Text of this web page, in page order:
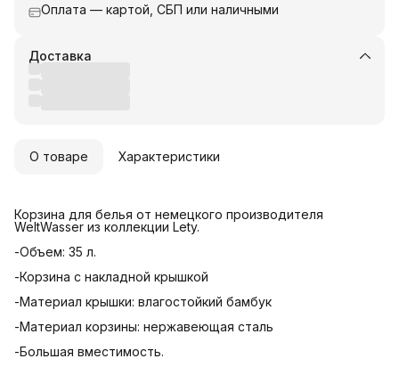
Оплата — картой, СБП или наличными
Доставка
О товаре Характеристики
Корзина для белья от немецкого производителя
WeltWasser из коллекции Lety.
-Объем: 35 л.
-Корзина с накладной крышкой
-Материал крышки: влагостойкий бамбук
-Материал корзины: нержавеющая сталь
-Большая вместимость.